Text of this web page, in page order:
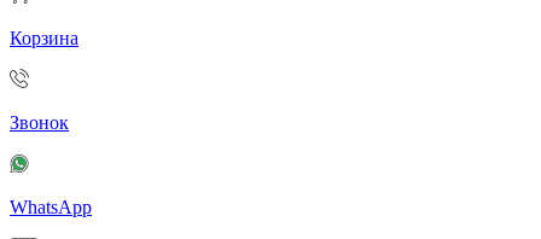
Корзина
Звонок
WhatsApp